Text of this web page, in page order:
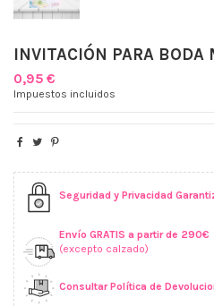
INVITACIÓN PARA BODA
0,95 €
Impuestos incluidos
Seguridad y Privacidad
Envío GRATIS a partir de 290€
(excepto calzado)
Consultar Política de